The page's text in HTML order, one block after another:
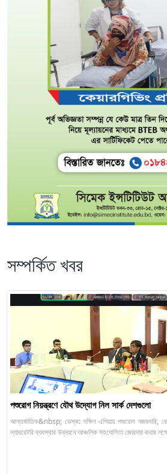
সম্পর্কিত খবর
পশুরোগ নিয়ন্ত্রণে যৌথ উদ্যোগ নিল সার্ক দেশগুলো
আন্তর্জাতিক&nbsp; ডেস্ক: দক্ষিণ এশিয়ায় পশুরোগ নজরদারি, রোগ
ল্যাবরেটরি ব্যবস্থার উন্নয়নে আঞ্চলিক সহযোগিতা জোরদার করার